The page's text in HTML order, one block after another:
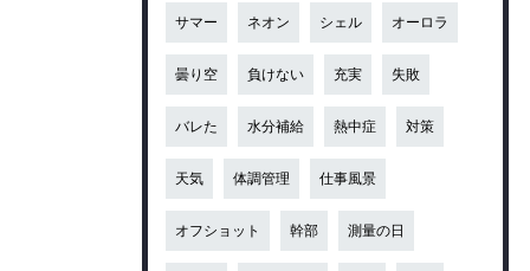
サマー ネオン シェル オーロラ
曇り空 負けない 充実 失敗
バレた 水分補給 熱中症 対策
天気 体調管理 仕事風景
オフショット 幹部 測量の日